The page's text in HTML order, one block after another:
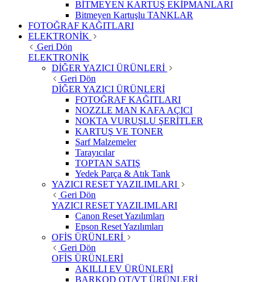
BİTMEYEN KARTUŞ EKİPMANLARI
Bitmeyen Kartuşlu TANKLAR
FOTOĞRAF KAĞITLARI
ELEKTRONİK
Geri Dön
ELEKTRONİK
DİĞER YAZICI ÜRÜNLERİ
Geri Dön
DİĞER YAZICI ÜRÜNLERİ
FOTOĞRAF KAĞITLARI
NOZZLE MAN KAFA AÇICI
NOKTA VURUŞLU ŞERİTLER
KARTUŞ VE TONER
Sarf Malzemeler
Tarayıcılar
TOPTAN SATIŞ
Yedek Parça & Atık Tank
YAZICI RESET YAZILIMLARI
Geri Dön
YAZICI RESET YAZILIMLARI
Canon Reset Yazılımları
Epson Reset Yazılımları
OFİS ÜRÜNLERİ
Geri Dön
OFİS ÜRÜNLERİ
AKILLI EV ÜRÜNLERİ
BARKOD OT/VT ÜRÜNLERİ